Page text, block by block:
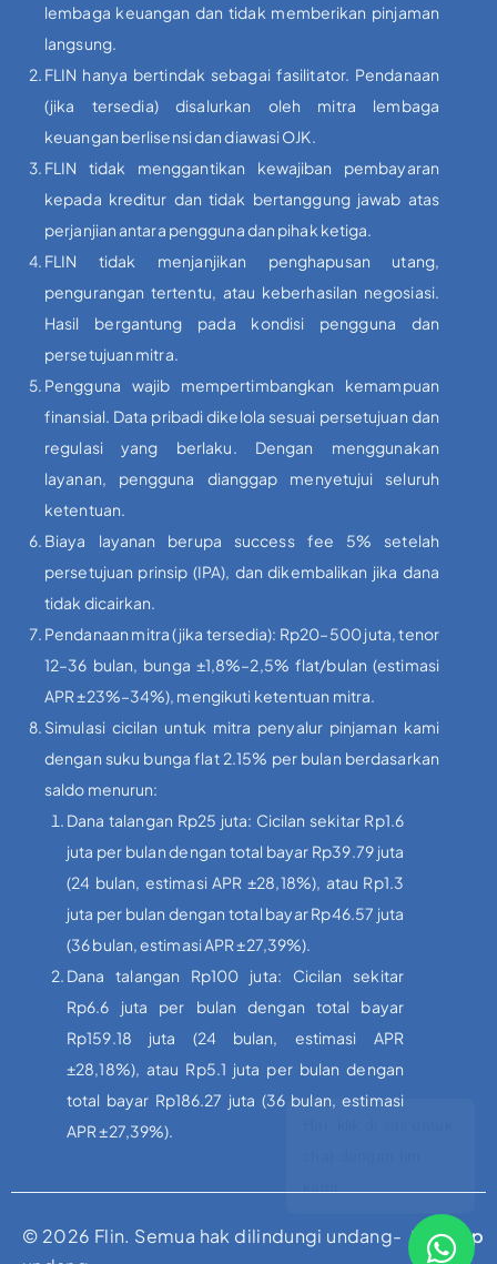
lembaga keuangan dan tidak memberikan pinjaman
langsung.
FLIN hanya bertindak sebagai fasilitator. Pendanaan
(jika tersedia) disalurkan oleh mitra lembaga
keuangan berlisensi dan diawasi OJK.
FLIN tidak menggantikan kewajiban pembayaran
kepada kreditur dan tidak bertanggung jawab atas
perjanjian antara pengguna dan pihak ketiga.
FLIN tidak menjanjikan penghapusan utang,
pengurangan tertentu, atau keberhasilan negosiasi.
Hasil bergantung pada kondisi pengguna dan
persetujuan mitra.
Pengguna wajib mempertimbangkan kemampuan
finansial. Data pribadi dikelola sesuai persetujuan dan
regulasi yang berlaku. Dengan menggunakan
layanan, pengguna dianggap menyetujui seluruh
ketentuan.
Biaya layanan berupa success fee 5% setelah
persetujuan prinsip (IPA), dan dikembalikan jika dana
tidak dicairkan.
Pendanaan mitra (jika tersedia): Rp20–500 juta, tenor
12–36 bulan, bunga ±1,8%–2,5% flat/bulan (estimasi
APR ±23%–34%), mengikuti ketentuan mitra.
Simulasi cicilan untuk mitra penyalur pinjaman kami
dengan suku bunga flat 2.15% per bulan berdasarkan
saldo menurun:
Dana talangan Rp25 juta: Cicilan sekitar Rp1.6
juta per bulan dengan total bayar Rp39.79 juta
(24 bulan, estimasi APR ±28,18%), atau Rp1.3
juta per bulan dengan total bayar Rp46.57 juta
(36 bulan, estimasi APR ±27,39%).
Dana talangan Rp100 juta: Cicilan sekitar
Rp6.6 juta per bulan dengan total bayar
Rp159.18 juta (24 bulan, estimasi APR
±28,18%), atau Rp5.1 juta per bulan dengan
total bayar Rp186.27 juta (36 bulan, estimasi
APR ±27,39%).
© 2026 Flin. Semua hak dilindungi undang- Sitemap